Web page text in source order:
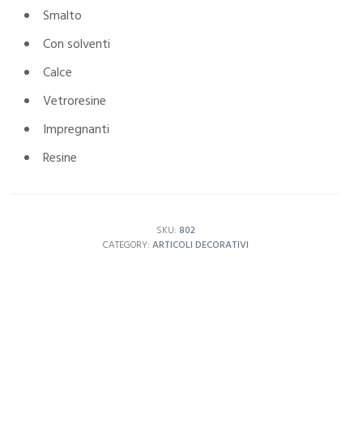
Smalto
Con solventi
Calce
Vetroresine
Impregnanti
Resine
SKU: 802
CATEGORY: ARTICOLI DECORATIVI